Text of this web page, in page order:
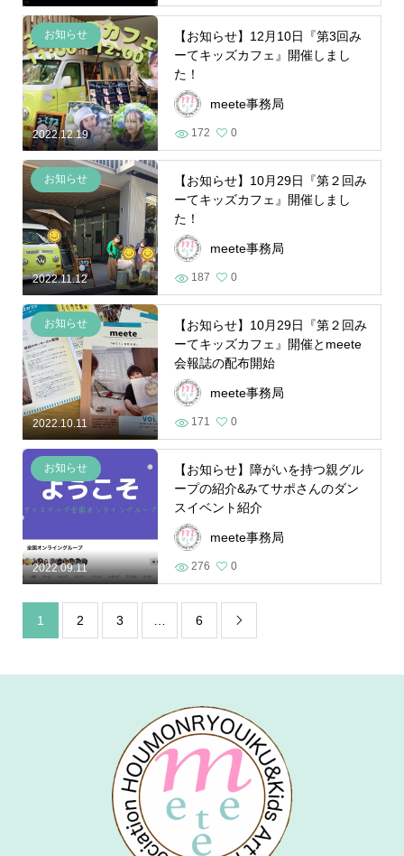
2022.12.19
お知らせ
【お知らせ】12月10日『第3回み
ーてキッズカフェ』開催しまし
た！
meete事務局
172 0
2022.11.12
お知らせ
【お知らせ】10月29日『第２回み
ーてキッズカフェ』開催しまし
た！
meete事務局
187 0
2022.10.11
お知らせ
【お知らせ】10月29日『第２回み
ーてキッズカフェ』開催とmeete
会報誌の配布開始
meete事務局
171 0
2022.09.11
お知らせ
【お知らせ】障がいを持つ親グル
ープの紹介&みてサポさんのダン
スイベント紹介
meete事務局
276 0
1 2 3 6 